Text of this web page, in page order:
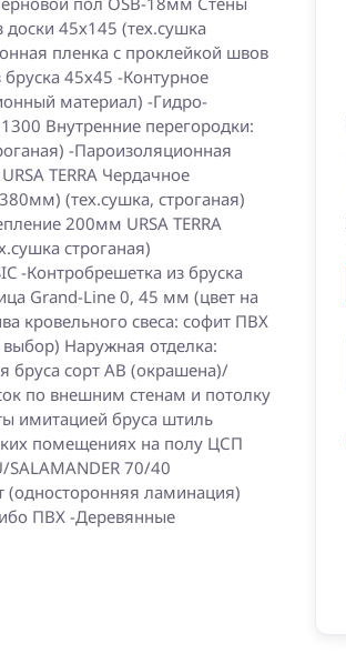
45х145 (тех.сушка
пленка с проклейкой швов
45х45 -Контурное
материал) -Гидро-
Внутренние перегородки:
-Пароизоляционная
TERRA Чердачное
(тех.сушка, строганая)
200мм URSA TERRA
строганая)
-Контробрешетка из бруска
Grand-Line 0, 45 мм (цвет на
кровельного свеса: софит ПВХ
Наружная отделка:
бруса сорт АВ (окрашена)/
по внешним стенам и потолку
имитацией бруса штиль
помещениях на полу ЦСП
70/40
(односторонняя ламинация)
ПВХ -Деревянные